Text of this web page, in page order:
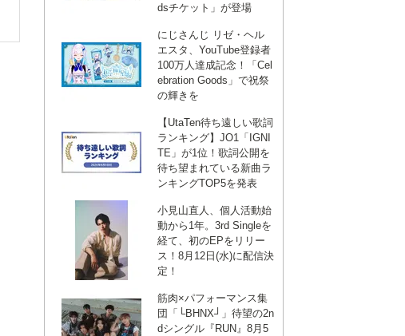
dsチケット」が登場
にじさんじ リゼ・ヘル
エスタ、YouTube登録者
100万人達成記念！「Cel
ebration Goods」で祝祭
の輝きを
【UtaTen待ち遠しい歌詞
ランキング】JO1「IGNI
TE」が1位！歌詞公開を
待ち望まれている新曲ラ
ンキングTOP5を発表
小見山直人、個人活動始
動から1年。3rd Singleを
経て、初のEPをリリー
ス！8月12日(水)に配信決
定！
筋肉×パフォーマンス集
団「└BHNX┘」待望の2n
dシングル『RUN』8月5